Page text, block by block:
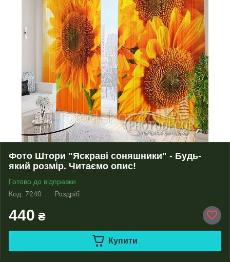
Фото Штори "Яскраві соняшники" - Будь-
який розмір. Читаємо опис!
Готово до відправки
Код: 7240
Роздріб
440 ₴
Купити